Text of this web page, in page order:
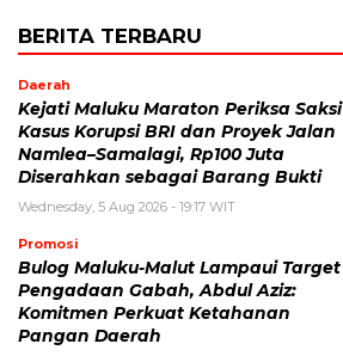
BERITA TERBARU
Daerah
Kejati Maluku Maraton Periksa Saksi
Kasus Korupsi BRI dan Proyek Jalan
Namlea–Samalagi, Rp100 Juta
Diserahkan sebagai Barang Bukti
Wednesday, 5 Aug 2026 - 19:17 WIT
Promosi
Bulog Maluku-Malut Lampaui Target
Pengadaan Gabah, Abdul Aziz:
Komitmen Perkuat Ketahanan
Pangan Daerah